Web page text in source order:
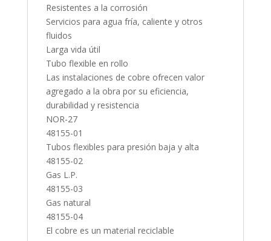
Resistentes a la corrosión
Servicios para agua fría, caliente y otros
fluidos
Larga vida útil
Tubo flexible en rollo
Las instalaciones de cobre ofrecen valor
agregado a la obra por su eficiencia,
durabilidad y resistencia
NOR-27
48155-01
Tubos flexibles para presión baja y alta
48155-02
Gas L.P.
48155-03
Gas natural
48155-04
El cobre es un material reciclable